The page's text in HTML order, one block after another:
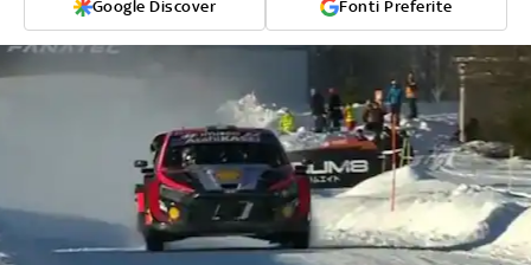
Google Discover Fonti Preferite